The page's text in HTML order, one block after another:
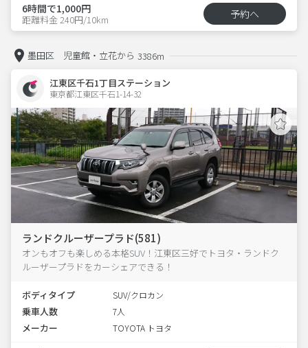
6時間で1,000円
距離料金 240円/10km 予約へ
墨田区 児童館・立花から 3386m
江東区千石1丁目ステーション
東京都江東区千石1-14-32
ランドクルーザープラド(581)
オンもオフも楽しめる本格SUV！江東区三好でトヨタ・ランドク
ルーザープラドをカーシェアできる！
ボディタイプ SUV/クロカン
乗車人数 7人
メーカー TOYOTA トヨタ